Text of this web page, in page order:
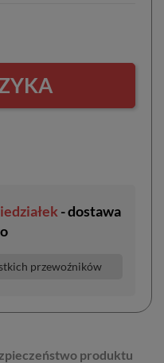
- dostawa
przewoźników
produktu